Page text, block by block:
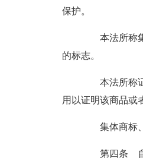
保护。
本法所称集
的标志。
本法所称证
用以证明该商品或
集体商标、
第四条 自然